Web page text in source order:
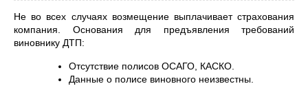
Не во всех случаях возмещение выплачивает страхования
компания. Основания для предъявления требований
виновнику ДТП:
Отсутствие полисов ОСАГО, КАСКО.
Данные о полисе виновного неизвестны.